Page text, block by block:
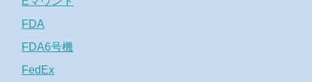
FDA
FDA6号機
FedEx